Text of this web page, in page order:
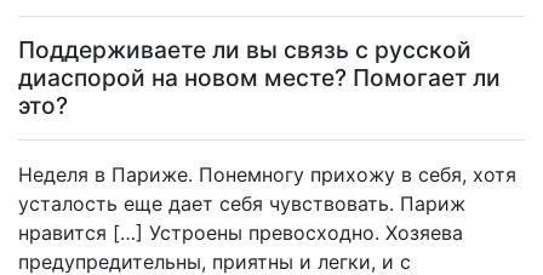
Поддерживаете ли вы связь с русской
диаспорой на новом месте? Помогает ли
это?
Неделя в Париже. Понемногу прихожу в себя, хотя
усталость еще дает себя чувствовать. Париж
нравится […] Устроены превосходно. Хозяева
предупредительны, приятны и легки, и с